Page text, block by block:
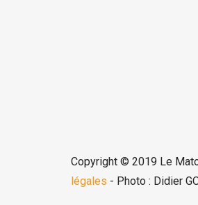
Copyright © 2019 Le
légales - Photo : Didier